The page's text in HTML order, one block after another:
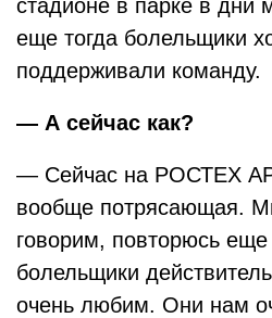
стадионе в парке в дни
еще тогда болельщики
поддерживали команду.
— А сейчас как?
— Сейчас на РОСТЕХ
вообще потрясающая.
говорим, повторюсь
болельщики
очень любим. Они нам